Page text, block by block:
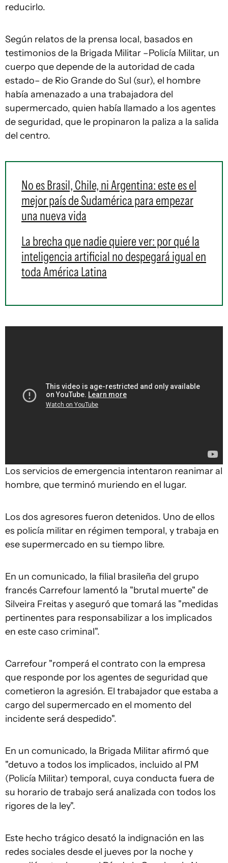
reducirlo.
Según relatos de la prensa local, basados en
testimonios de la Brigada Militar –Policía Militar, un
cuerpo que depende de la autoridad de cada
estado– de Rio Grande do Sul (sur), el hombre
había amenazado a una trabajadora del
supermercado, quien había llamado a los agentes
de seguridad, que le propinaron la paliza a la salida
del centro.
No es Brasil, Chile, ni Argentina: este es el
mejor país de Sudamérica para empezar
una nueva vida
La brecha que nadie quiere ver: por qué la
inteligencia artificial no despegará igual en
toda América Latina
Los servicios de emergencia intentaron reanimar al
hombre, que terminó muriendo en el lugar.
Los dos agresores fueron detenidos. Uno de ellos
es policía militar en régimen temporal, y trabaja en
ese supermercado en su tiempo libre.
En un comunicado, la filial brasileña del grupo
francés Carrefour lamentó la "brutal muerte" de
Silveira Freitas y aseguró que tomará las "medidas
pertinentes para responsabilizar a los implicados
en este caso criminal".
Carrefour "romperá el contrato con la empresa
que responde por los agentes de seguridad que
cometieron la agresión. El trabajador que estaba a
cargo del supermercado en el momento del
incidente será despedido".
En un comunicado, la Brigada Militar afirmó que
"detuvo a todos los implicados, incluido al PM
(Policía Militar) temporal, cuya conducta fuera de
su horario de trabajo será analizada con todos los
rigores de la ley".
Este hecho trágico desató la indignación en las
redes sociales desde el jueves por la noche y